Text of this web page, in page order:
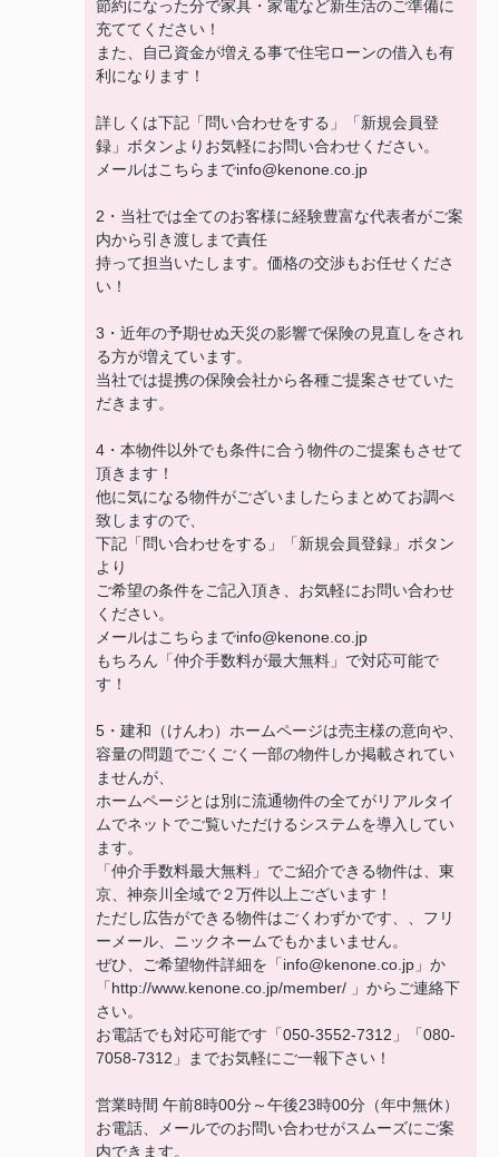
節約になった分で家具・家電など新生活のご準備に
充ててください！
また、自己資金が増える事で住宅ローンの借入も有
利になります！
詳しくは下記「問い合わせをする」「新規会員登
録」ボタンよりお気軽にお問い合わせください。
メールはこちらまでinfo@kenone.co.jp
2・当社では全てのお客様に経験豊富な代表者がご案
内から引き渡しまで責任
持って担当いたします。価格の交渉もお任せくださ
い！
3・近年の予期せぬ天災の影響で保険の見直しをされ
る方が増えています。
当社では提携の保険会社から各種ご提案させていた
だきます。
4・本物件以外でも条件に合う物件のご提案もさせて
頂きます！
他に気になる物件がございましたらまとめてお調べ
致しますので、
下記「問い合わせをする」「新規会員登録」ボタン
より
ご希望の条件をご記入頂き、お気軽にお問い合わせ
ください。
メールはこちらまでinfo@kenone.co.jp
もちろん「仲介手数料が最大無料」で対応可能で
す！
5・建和（けんわ）ホームページは売主様の意向や、
容量の問題でごくごく一部の物件しか掲載されてい
ませんが、
ホームページとは別に流通物件の全てがリアルタイ
ムでネットでご覧いただけるシステムを導入してい
ます。
「仲介手数料最大無料」でご紹介できる物件は、東
京、神奈川全域で２万件以上ございます！
ただし広告ができる物件はごくわずかです、、フリ
ーメール、ニックネームでもかまいません。
ぜひ、ご希望物件詳細を「info@kenone.co.jp」か
「http://www.kenone.co.jp/member/ 」からご連絡下
さい。
お電話でも対応可能です「050-3552-7312」「080-
7058-7312」までお気軽にご一報下さい！
営業時間 午前8時00分～午後23時00分（年中無休）
お電話、メールでのお問い合わせがスムーズにご案
内できます。